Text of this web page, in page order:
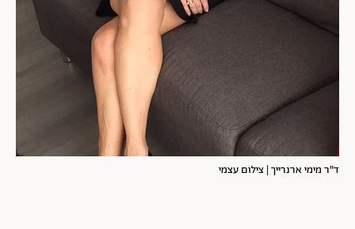
ד"ר מימי ארנרייך | צילום עצמי